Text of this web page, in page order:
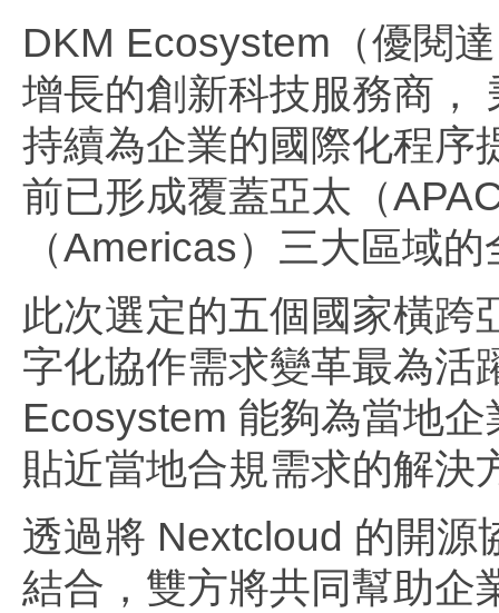
DKM Ecosystem（優閱
增長的創新科技服務商，
持續為企業的國際化程序
前已形成覆蓋亞太（
（Americas）三大區域
此次選定的五個國家橫跨
字化協作需求變革最為活
Ecosystem 能夠為當地
貼近當地合規需求的解決
透過將 Nextcloud 的開源
結合，雙方將共同幫助企